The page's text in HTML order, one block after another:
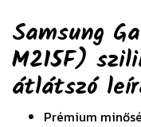
Samsung
M215F)
átlátszó
Prémium